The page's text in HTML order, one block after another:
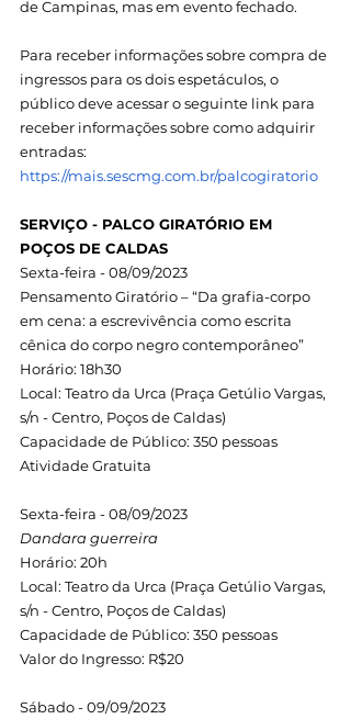
de Campinas, mas em evento fechado.
Para receber informações sobre compra de
ingressos para os dois espetáculos, o
público deve acessar o seguinte link para
receber informações sobre como adquirir
entradas:
https://mais.sescmg.com.br/palcogiratorio
SERVIÇO - PALCO GIRATÓRIO EM
POÇOS DE CALDAS
Sexta-feira - 08/09/2023
Pensamento Giratório – “Da grafia-corpo
em cena: a escrevivência como escrita
cênica do corpo negro contemporâneo”
Horário: 18h30
Local: Teatro da Urca (Praça Getúlio Vargas,
s/n - Centro, Poços de Caldas)
Capacidade de Público: 350 pessoas
Atividade Gratuita
Sexta-feira - 08/09/2023
Dandara guerreira
Horário: 20h
Local: Teatro da Urca (Praça Getúlio Vargas,
s/n - Centro, Poços de Caldas)
Capacidade de Público: 350 pessoas
Valor do Ingresso: R$20
Sábado - 09/09/2023